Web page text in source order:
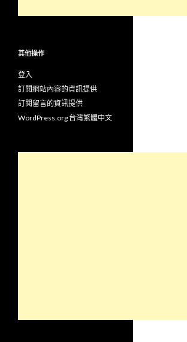
其他操作
登入
訂閱網站內容的資訊提供
訂閱留言的資訊提供
WordPress.org 台灣繁體中文